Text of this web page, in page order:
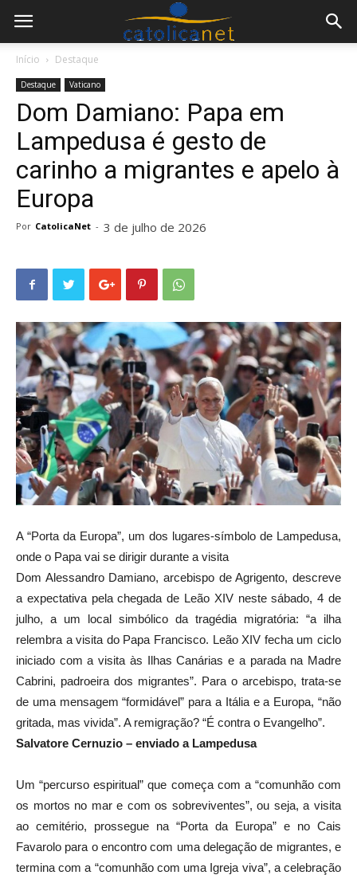
Início Destaque
Destaque Vaticano
Dom Damiano: Papa em
Lampedusa é gesto de
carinho a migrantes e apelo à
Europa
Por CatolicaNet - 3 de julho de 2026
A “Porta da Europa”, um dos lugares-símbolo de Lampedusa,
onde o Papa vai se dirigir durante a visita
Dom Alessandro Damiano, arcebispo de Agrigento, descreve
a expectativa pela chegada de Leão XIV neste sábado, 4 de
julho, a um local simbólico da tragédia migratória: “a ilha
relembra a visita do Papa Francisco. Leão XIV fecha um ciclo
iniciado com a visita às Ilhas Canárias e a parada na Madre
Cabrini, padroeira dos migrantes”. Para o arcebispo, trata-se
de uma mensagem “formidável” para a Itália e a Europa, “não
gritada, mas vivida”. A remigração? “É contra o Evangelho”.
Salvatore Cernuzio – enviado a Lampedusa
Um “percurso espiritual” que começa com a “comunhão com
os mortos no mar e com os sobreviventes”, ou seja, a visita
ao cemitério, prossegue na “Porta da Europa” e no Cais
Favarolo para o encontro com uma delegação de migrantes, e
termina com a “comunhão com uma Igreja viva”, a celebração